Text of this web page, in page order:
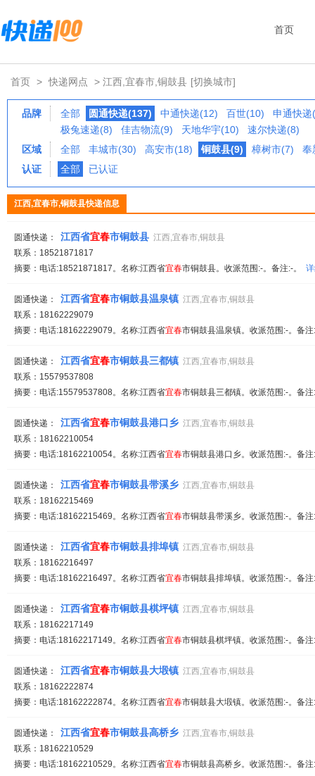
首页
首页 > 快递网点 > 江西,宜春市,铜鼓县 [切换城市]
品牌 全部 圆通快递(137) 中通快递(12) 百世(10)
申通快递
极兔速递(8)
佳吉物流(9) 天地华宇(10)
速尔快递(8)
区域
全部 丰城市(30) 高安市(18) 铜鼓县(9) 樟树市(7)
奉
认证
全部 已认证
江西,宜春市,铜鼓县快递信息
圆通快递： 江西省宜春市铜鼓县 江西,宜春市,铜鼓县
联系：18521871817
摘要：电话:18521871817。名称:江西省宜春市铜鼓县。收派范围:-。备注:-。
圆通快递： 江西省宜春市铜鼓县温泉镇 江西,宜春市,铜鼓县
联系：18162229079
摘要：电话:18162229079。名称:江西省宜春市铜鼓县温泉镇。收派范围:-。备
圆通快递： 江西省宜春市铜鼓县三都镇 江西,宜春市,铜鼓县
联系：15579537808
摘要：电话:15579537808。名称:江西省宜春市铜鼓县三都镇。收派范围:-。备
圆通快递： 江西省宜春市铜鼓县港口乡 江西,宜春市,铜鼓县
联系：18162210054
摘要：电话:18162210054。名称:江西省宜春市铜鼓县港口乡。收派范围:-。备
圆通快递： 江西省宜春市铜鼓县带溪乡 江西,宜春市,铜鼓县
联系：18162215469
摘要：电话:18162215469。名称:江西省宜春市铜鼓县带溪乡。收派范围:-。备
圆通快递： 江西省宜春市铜鼓县排埠镇 江西,宜春市,铜鼓县
联系：18162216497
摘要：电话:18162216497。名称:江西省宜春市铜鼓县排埠镇。收派范围:-。备
圆通快递： 江西省宜春市铜鼓县棋坪镇 江西,宜春市,铜鼓县
联系：18162217149
摘要：电话:18162217149。名称:江西省宜春市铜鼓县棋坪镇。收派范围:-。备
圆通快递： 江西省宜春市铜鼓县大塅镇 江西,宜春市,铜鼓县
联系：18162222874
摘要：电话:18162222874。名称:江西省宜春市铜鼓县大塅镇。收派范围:-。备
圆通快递： 江西省宜春市铜鼓县高桥乡 江西,宜春市,铜鼓县
联系：18162210529
摘要：电话:18162210529。名称:江西省宜春市铜鼓县高桥乡。收派范围:-。备